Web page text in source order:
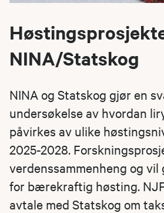
NINA/Statskog
NINA og Statskog gjør en
undersøkelse av hvordan
påvirkes av ulike
2025-2028.
verdenssammenheng og
for bærekraftig høsting.
avtale med Statskog om